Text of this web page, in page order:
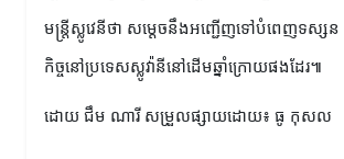
មន្ត្រីស្លូវេនីថា សម្តេចនឹងអញ្ជើញទៅបំពេញទស្សន
កិច្ចនៅប្រទេសស្លូវ៉ានីនៅដើមឆ្នាំក្រោយផងដែរ៕
ដោយ ជឹម ណារី សម្រួលផ្សាយដោយ៖ ធូ កុសល